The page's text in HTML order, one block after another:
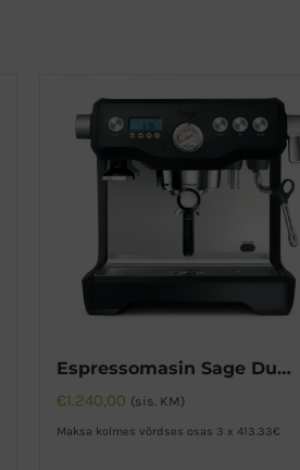
Espressomasin Sage Dual Boiler – Must
€1.240,00 (sis. KM)
Maksa kolmes võrdses osas 3 x 413.33€